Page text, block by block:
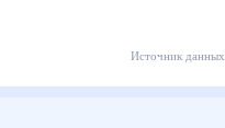
Источник данных